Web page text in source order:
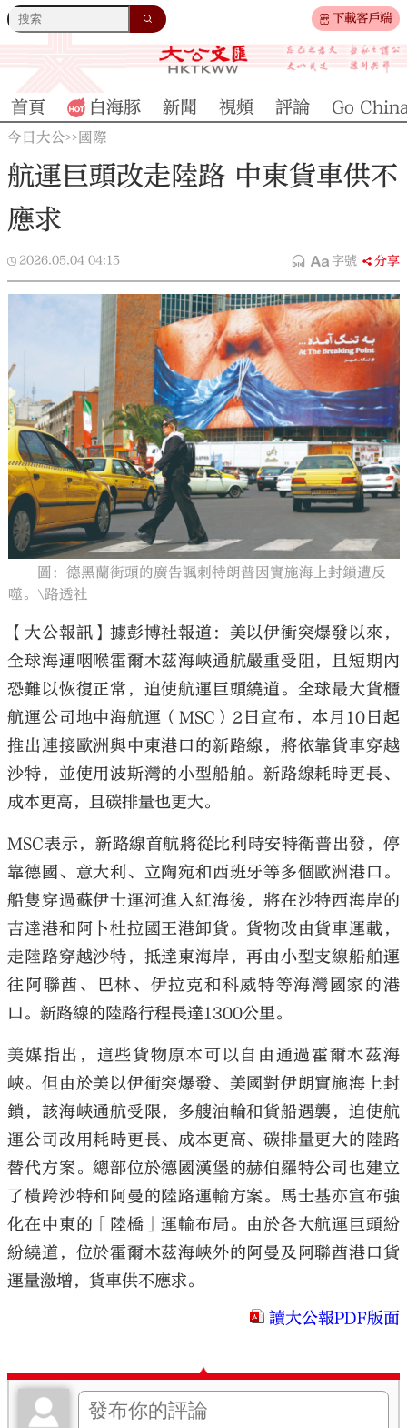
下載客戶端
大公文匯
首頁 白海豚 新聞 視頻 評論 Go
今日大公>> 國際
航運巨頭改走陸路 中東貨車供不
應求
2026.05.04 04:15 字號 分享
圖：德黑蘭街頭的廣告諷刺特朗普因實施海上封鎖遭反
噬。\路透社
【大公報訊】據彭博社報道：美以伊衝突爆發以來，
全球海運咽喉霍爾木茲海峽通航嚴重受阻，且短期內
恐難以恢復正常，迫使航運巨頭繞道。全球最大貨櫃
航運公司地中海航運（MSC）2日宣布，本月10日起
推出連接歐洲與中東港口的新路線，將依靠貨車穿越
沙特，並使用波斯灣的小型船舶。新路線耗時更長、
成本更高，且碳排量也更大。
MSC表示，新路線首航將從比利時安特衛普出發，停
靠德國、意大利、立陶宛和西班牙等多個歐洲港口。
船隻穿過蘇伊士運河進入紅海後，將在沙特西海岸的
吉達港和阿卜杜拉國王港卸貨。貨物改由貨車運載，
走陸路穿越沙特，抵達東海岸，再由小型支線船舶運
往阿聯酋、巴林、伊拉克和科威特等海灣國家的港
口。新路線的陸路行程長達1300公里。
美媒指出，這些貨物原本可以自由通過霍爾木茲海
峽。但由於美以伊衝突爆發、美國對伊朗實施海上封
鎖，該海峽通航受限，多艘油輪和貨船遇襲，迫使航
運公司改用耗時更長、成本更高、碳排量更大的陸路
替代方案。總部位於德國漢堡的赫伯羅特公司也建立
了橫跨沙特和阿曼的陸路運輸方案。馬士基亦宣布強
化在中東的「陸橋」運輸布局。由於各大航運巨頭紛
紛繞道，位於霍爾木茲海峽外的阿曼及阿聯酋港口貨
運量激增，貨車供不應求。
讀大公報PDF版面